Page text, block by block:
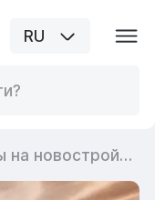
RU
Цены на новостройки в Астане и Алматы продолжают расти